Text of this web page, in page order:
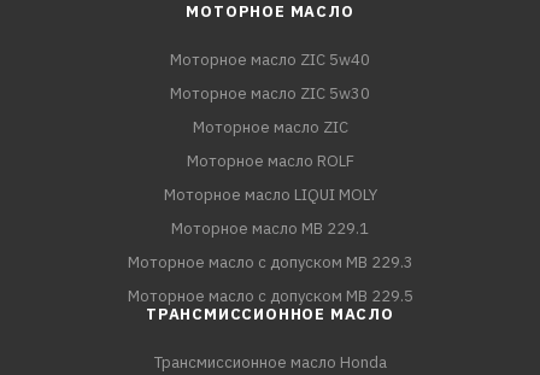
МОТОРНОЕ МАСЛО
Моторное масло ZIC 5w40
Моторное масло ZIC 5w30
Моторное масло ZIC
Моторное масло ROLF
Моторное масло LIQUI MOLY
Моторное масло MB 229.1
Моторное масло с допуском MB 229.3
Моторное масло с допуском MB 229.5
ТРАНСМИССИОННОЕ МАСЛО
Трансмиссионное масло Honda